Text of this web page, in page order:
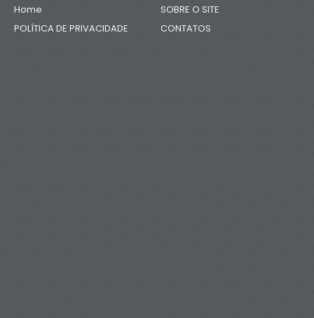
Home
SOBRE O SITE
POLÍTICA DE PRIVACIDADE
CONTATOS